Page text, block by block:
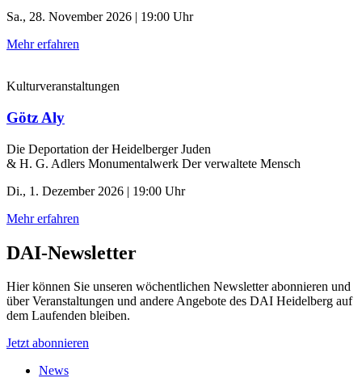
Sa., 28. November 2026 | 19:00 Uhr
Mehr erfahren
Kulturveranstaltungen
Götz Aly
Die Deportation der ­Heidelberger Juden
& H. G. Adlers Monumentalwerk Der verwaltete Mensch
Di., 1. Dezember 2026 | 19:00 Uhr
Mehr erfahren
DAI-Newsletter
Hier können Sie unseren wöchentlichen Newsletter abonnieren und
über Veranstaltungen und andere Angebote des DAI Heidelberg auf
dem Laufenden bleiben.
Jetzt abonnieren
News